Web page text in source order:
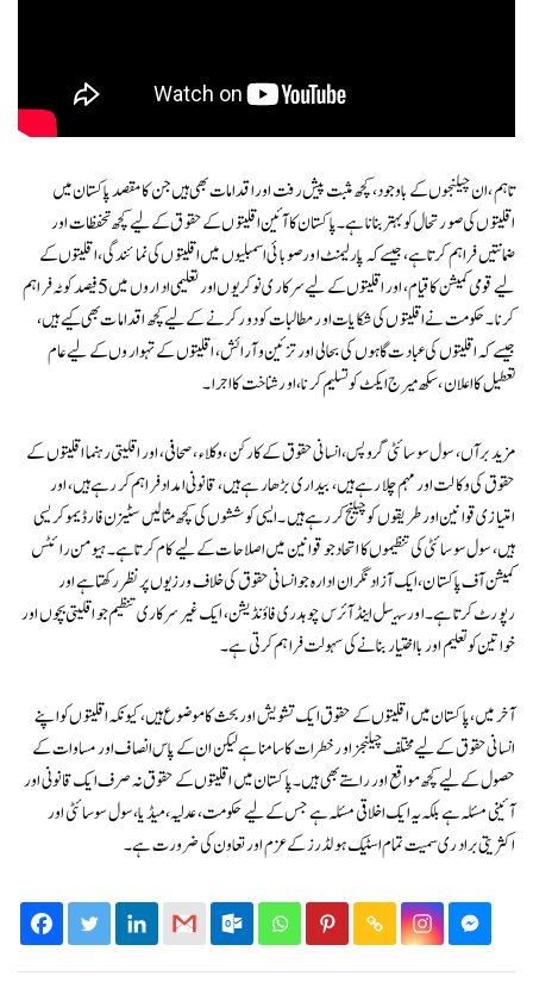
تاہم، ان چیلنجوں کے باوجود، کچھ مثبت پیش رفت اور اقدامات بھی ہیں جن کا مقصد پاکستان میں
اقلیتوں کی صورتحال کو بہتر بنانا ہے۔ پاکستان کا آئین اقلیتوں کے حقوق کے لیے کچھ تحفظات اور
ضمانتیں فراہم کرتا ہے، جیسے کہ پارلیمنٹ اور صوبائی اسمبلیوں میں اقلیتوں کی نمائندگی، اقلیتوں کے
لیے قومی کمیشن کا قیام، اور اقلیتوں کے لیےسرکاری نوکریوں اور تعلیمی اداروں میں 5 فیصد کوٹہ فراہم
کرنا ۔ حکومت نے اقلیتوں کی شکایات اور مطالبات کو دور کرنے کے لیے کچھ اقدامات بھی کیے ہیں،
جیسے کہ اقلیتوں کی عبادت گاہوں کی بحالی اور تزئین و آرائش، اقلیتوں کے تہواروں کے لیے عام
تعطیل کا اعلان، سکھ میرج ایکٹ کو تسلیم کرنا، اور شناخت کا اجرا۔
مزید برآں، سول سوسائٹی گروپس، انسانی حقوق کے کارکن، وکلاء، صحافی، اور اقلیتی رہنما اقلیتوں کے
حقوق کی وکالت اور مہم چلا رہے ہیں، بیداری بڑھا رہے ہیں، قانونی امداد فراہم کر رہے ہیں، اور
امتیازی قوانین اور طریقوں کو چیلنج کر رہے ہیں۔ ایسی کوششوں کی کچھ مثالیں سٹیزن فار ڈیموکریسی
ہیں، سول سوسائٹی کی تنظیموں کا اتحاد جو قوانین میں اصلاحات کے لیے کام کرتا ہے۔ ہیومن رائٹس
کمیشن آف پاکستان، ایک آزاد نگران ادارہ جو انسانی حقوق کی خلاف ورزیوں پر نظر رکھتا ہے اور
رپورٹ کرتا ہے۔ اور سیسل اینڈ آئرس چوہدری فاؤنڈیشن، ایک غیر سرکاری تنظیم جو اقلیتی بچوں اور
خواتین کو تعلیم اور بااختیار بنانے کی سہولت فراہم کرتی ہے۔
آخر میں، پاکستان میں اقلیتوں کے حقوق ایک تشویش اور بحث کا موضوع ہیں، کیونکہ اقلیتوں کو اپنے
انسانی حقوق کے لیے مختلف چیلنجز اور خطرات کا سامنا ہے لیکن ان کے پاس انصاف اور مساوات کے
حصول کے لیے کچھ مواقع اور راستے بھی ہیں۔ پاکستان میں اقلیتوں کے حقوق نہ صرف ایک قانونی اور
آئینی مسئلہ ہے بلکہ یہ ایک اخلاقی مسئلہ ہے جس کے لیے حکومت، عدلیہ، میڈیا، سول سوسائٹی اور
اکثریتی برادری سمیت تمام اسٹیک ہولڈرز کے عزم اور تعاون کی ضرورت ہے۔